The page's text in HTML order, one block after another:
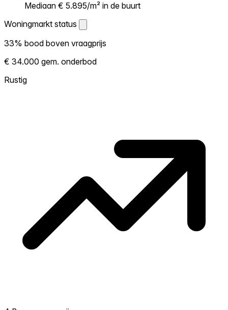
Mediaan € 5.895/m² in de buurt
Woningmarkt status
Woningmarkt status
Laat zien hoe competitief de markt hier is.
Hoe meer woningen boven vraagprijs
verkopen, hoe heter. Heet? Verwacht
concurrentie en overweeg boven vraagprijs
33% bood boven vraagprijs
€ 34.000 gem. onderbod
Rustig